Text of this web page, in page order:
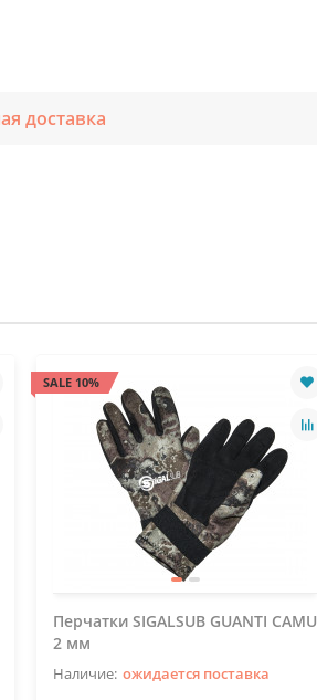
доставка
SALE 10%
Перчатки SIGALSUB GUANTI CAMU
2 мм
ожидается поставка